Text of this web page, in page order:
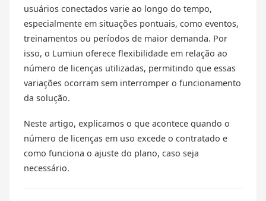
usuários conectados varie ao longo do tempo,
especialmente em situações pontuais, como eventos,
treinamentos ou períodos de maior demanda. Por
isso, o Lumiun oferece flexibilidade em relação ao
número de licenças utilizadas, permitindo que essas
variações ocorram sem interromper o funcionamento
da solução.
Neste artigo, explicamos o que acontece quando o
número de licenças em uso excede o contratado e
como funciona o ajuste do plano, caso seja
necessário.